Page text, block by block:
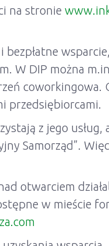
na stronie
W DIP można
coworkingowa.
przedsiębiorcami.
z jego usług,
Samorząd”.
otwarciem
w mieście